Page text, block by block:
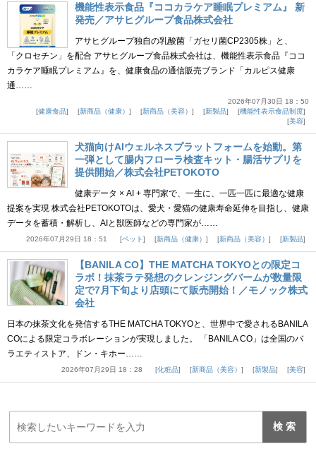
機能性表示食品『ココカラケア睡眠プレミアム』 新
発売／アサヒグループ食品株式会社
アサヒグループ独自の乳酸菌「ガセリ菌CP2305株」と、
「クロセチン」を配合 アサヒグループ食品株式会社は、機能性表示食品『ココ
カラケア睡眠プレミアム』を、健康食品の通信販売ブランド「カルピス健康
通……
2026年07月30日 18：50
健康食品
新商品（健康） 新商品（美容） 新製品
機能性表示食品制度
美容
犬猫向けAIウェルネスプラットフォームを始動。第
一弾として腸内フローラ検査キット・腸活サプリを
提供開始／株式会社PETOKOTO
健康データ × AI + 専門家で、一生に、一匹一匹に最適な健康
提案を実現 株式会社PETOKOTOは、愛犬・愛猫の健康寿命延伸を目指し、健康
データを蓄積・解析し、AIと獣医師などの専門家が……
2026年07月29日 18：51 ペット 新商品（健康） 新商品（美容） 新製品
【BANILA CO】THE MATCHA TOKYOとの限定コ
ラボ！抹茶ラテ発想のクレンジングバームが数量限
定で7月下旬より店頭にて販売開始！／モノック株式
会社
日本の抹茶文化を発信するTHE MATCHA TOKYOと、世界中で愛されるBANILA
COによる限定コラボレーションが実現しました。 「BANILA CO」は全国のバ
ラエティストア、ドン・キホー……
2026年07月29日 18：28 化粧品 新商品（美容） 新製品 美容